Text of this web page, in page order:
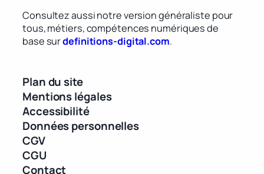
Consultez aussi notre version généraliste pour
tous, métiers, compétences numériques de
base surdefinitions-digital.com.
Plan du site
Mentions légales
Accessibilité
Données personnelles
CGV
CGU
Contact